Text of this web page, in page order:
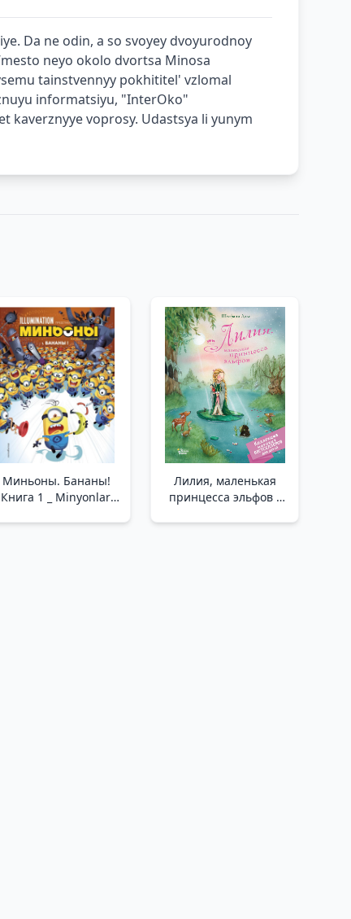
Da ne odin, a so svoyey dvoyurodnoy
neyo okolo dvortsa Minosa
tainstvennyy pokhititel' vzlomal
informatsiyu, "InterOko"
kaverznyye voprosy. Udastsya li yunym
Миньоны. Бананы!
Книга 1 _ Minyonlar.
Лилия, маленькая
принцесса эльфов _